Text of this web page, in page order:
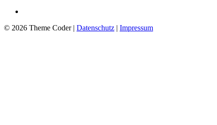
© 2026 Theme Coder | Datenschutz | Impressum